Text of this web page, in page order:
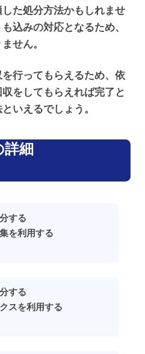
た処分方法かもしれませ
込みの対応となるため、
せん。
行ってもらえるため、依
をしてもらえれば完了と
いえるでしょう。
詳細
する
を利用する
する
スを利用する